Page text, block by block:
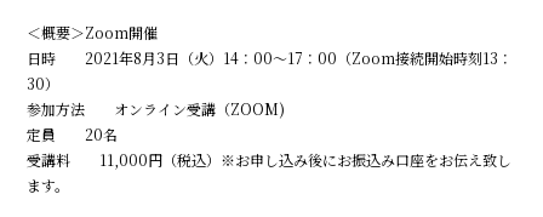
＜概要＞Zoom開催
日時 2021年8月3日（火）14：00～17：00（Zoom接続開始時刻13：
30）
参加方法 オンライン受講（ZOOM)
定員 20名
受講料 11,000円（税込）※お申し込み後にお振込み口座をお伝え致し
ます。